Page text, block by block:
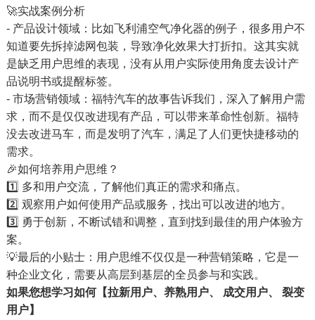
🚀实战案例分析
- 产品设计领域：比如飞利浦空气净化器的例子，很多用户不
知道要先拆掉滤网包装，导致净化效果大打折扣。这其实就
是缺乏用户思维的表现，没有从用户实际使用角度去设计产
品说明书或提醒标签。
- 市场营销领域：福特汽车的故事告诉我们，深入了解用户需
求，而不是仅仅改进现有产品，可以带来革命性创新。福特
没去改进马车，而是发明了汽车，满足了人们更快捷移动的
需求。
🎉如何培养用户思维？
1️⃣ 多和用户交流，了解他们真正的需求和痛点。
2️⃣ 观察用户如何使用产品或服务，找出可以改进的地方。
3️⃣ 勇于创新，不断试错和调整，直到找到最佳的用户体验方
案。
💡最后的小贴士：用户思维不仅仅是一种营销策略，它是一
种企业文化，需要从高层到基层的全员参与和实践。
如果您想学习如何【拉新用户、养熟用户、 成交用户、 裂变
用户】